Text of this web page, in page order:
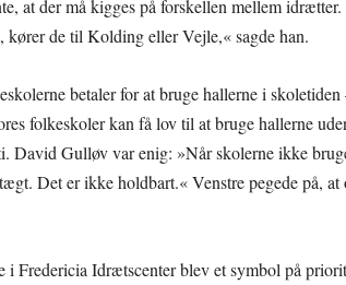
at der må kigges på forskellen mellem
de til Kolding eller Vejle,« sagde han.
betaler for at bruge hallerne i
folkeskoler kan få lov til at bruge hallerne
David Gulløv var enig: »Når skolerne ikke
Det er ikke holdbart.« Venstre pegede på,
i Fredericia Idrætscenter blev et symbol på